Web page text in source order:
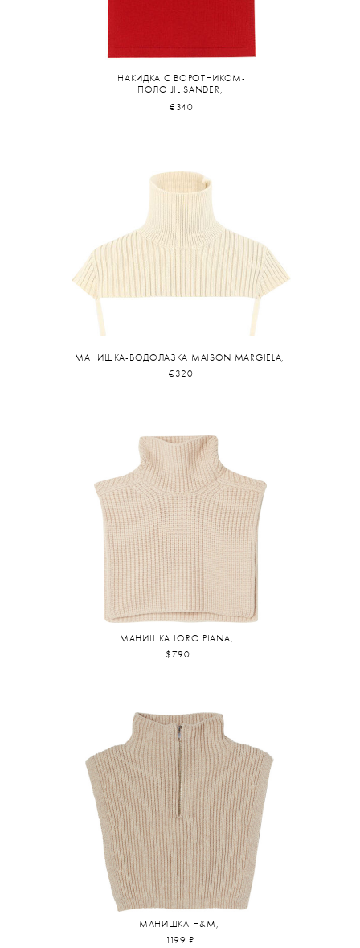
НАКИДКА С ВОРОТНИКОМ-
ПОЛО JIL SANDER,
€340
МАНИШКА-ВОДОЛАЗКА MAISON MARGIELA,
€320
МАНИШКА LORO PIANA,
$790
МАНИШКА H&M,
1199 ₽